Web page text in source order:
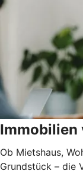
Immobilien
Ob Mietshaus,
Grundstück – die